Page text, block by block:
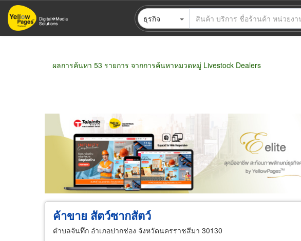
ข้าม
ไป
ธุรกิจ
ผลการค้นหา 53 รายการ จากการค้นหาหมวดหมู่ Livestock Dealers
ขายส่ง ขายปลีก ผู้ผลิต ตัวแทนจัดจำหน่าย ผู้ส่งออก/นำเข้
ค้าขาย สัตว์ซากสัตว์
ตำบลจันทึก อำเภอปากช่อง จังหวัดนครราชสีมา 30130